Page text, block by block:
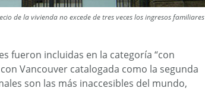
de la vivienda no excede de tres veces los ingresos familiares
fueron incluidas en la categoría “con
Vancouver catalogada como la segunda
son las más inaccesibles del mundo,